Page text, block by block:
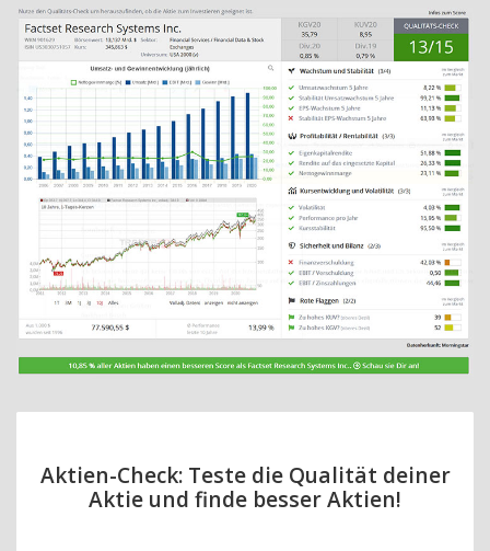
Aktien-Check: Teste die Qualität deiner
Aktie und finde besser Aktien!